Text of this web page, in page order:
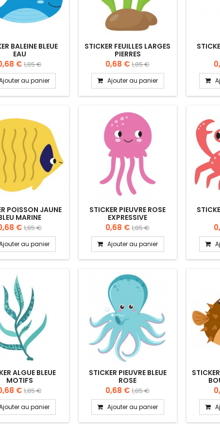
BALEINE BLEUE
EAU
€1,85 €
au panier
STICKER FEUILLES LARGES
PIERRES
0,68 €1,85 €
Ajouter au panier
POISSON JAUNE
MARINE
€1,85 €
au panier
STICKER PIEUVRE ROSE
EXPRESSIVE
0,68 €1,85 €
Ajouter au panier
ALGUE BLEUE
MOTIFS
€1,85 €
au panier
STICKER PIEUVRE BLEUE
ROSE
0,68 €1,85 €
Ajouter au panier